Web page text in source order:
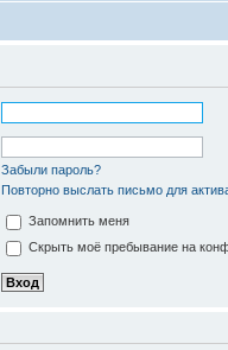
Забыли пароль?
Повторно выслать письмо для
Запомнить меня
Скрыть моё пребывание на